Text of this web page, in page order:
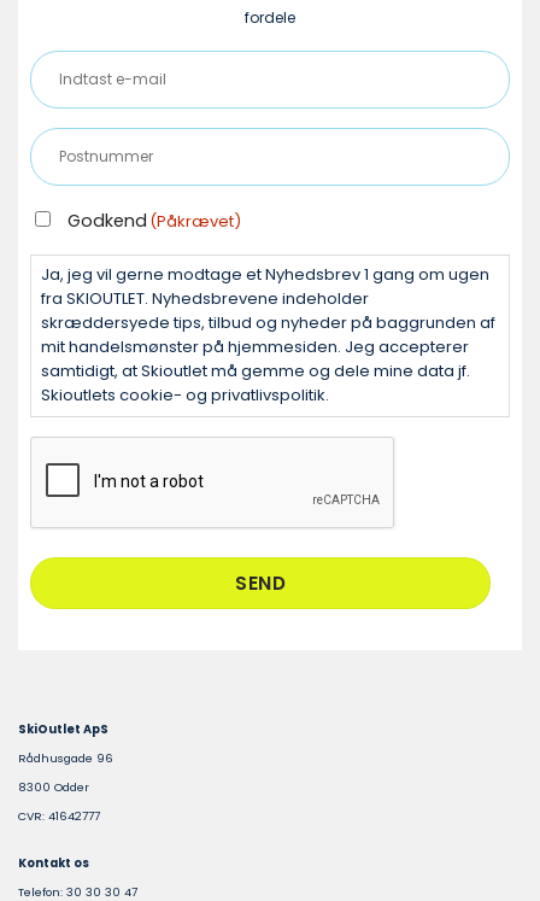
fordele
Indtast
e-
mail
(Påkrævet)
Postnummer
(Påkrævet)
GODKEND
(PÅKRÆVET)
Godkend (Påkrævet)
Ja, jeg vil gerne modtage et Nyhedsbrev 1 gang om ugen
fra SKIOUTLET. Nyhedsbrevene indeholder
skræddersyede tips, tilbud og nyheder på baggrunden af
mit handelsmønster på hjemmesiden. Jeg accepterer
samtidigt, at Skioutlet må gemme og dele mine data jf.
Skioutlets cookie- og privatlivspolitik.
SkiOutlet ApS
Rådhusgade 96
8300 Odder
CVR: 41642777
Kontakt os
Telefon: 30 30 30 47